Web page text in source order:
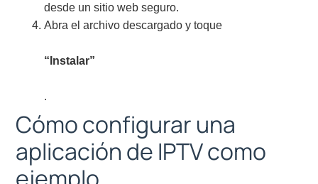
desde un sitio web seguro.
Abra el archivo descargado y toque
“Instalar”
.
Cómo configurar una
aplicación de IPTV como